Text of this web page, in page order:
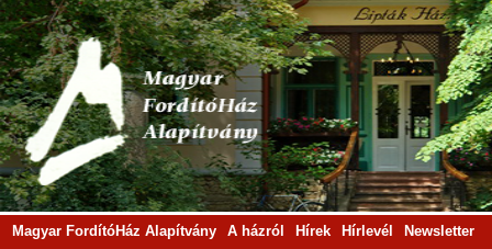
Magyar FordítóHáz Alapítvány A házról Hírek Hírlevél
Newsletter